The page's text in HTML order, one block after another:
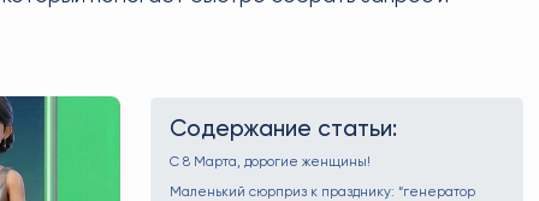
Содержание статьи:
С 8 Марта, дорогие женщины!
Маленький сюрприз к празднику: “генератор